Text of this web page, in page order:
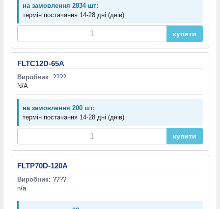
на замовлення 2834 шт:
термін постачання 14-28 дні (днів)
купити
FLTC12D-65A
Виробник: ????
N/A
на замовлення 200 шт:
термін постачання 14-28 дні (днів)
купити
FLTP70D-120A
Виробник: ????
n/a